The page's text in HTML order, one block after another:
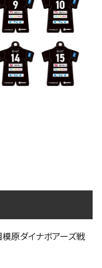
原ダイナボアーズ戦